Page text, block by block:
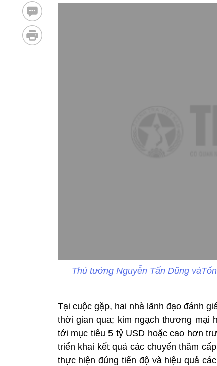
Thủ tướng Nguyễn Tấn Dũng
Tại cuộc gặp, hai nhà lãnh đạo đánh
thời gian qua; kim ngạch thương mại
tới mục tiêu 5 tỷ USD hoặc cao hơn
triển khai kết quả các chuyến thăm
thực hiện đúng tiến độ và hiệu quả